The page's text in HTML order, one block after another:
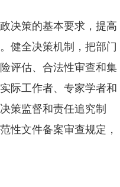
决策的基本要求，提高
健全决策机制，把部门
评估、合法性审查和集
际工作者、专家学者和
策监督和责任追究制
性文件备案审查规定，